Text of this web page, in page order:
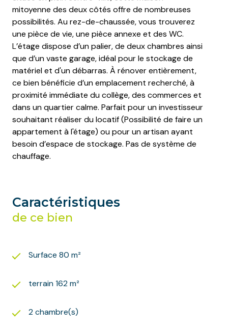
mitoyenne des deux côtés offre de nombreuses
possibilités. Au rez-de-chaussée, vous trouverez
une pièce de vie, une pièce annexe et des WC.
L’étage dispose d’un palier, de deux chambres ainsi
que d’un vaste garage, idéal pour le stockage de
matériel et d'un débarras. À rénover entièrement,
ce bien bénéficie d’un emplacement recherché, à
proximité immédiate du collège, des commerces et
dans un quartier calme. Parfait pour un investisseur
souhaitant réaliser du locatif (Possibilité de faire un
appartement à l'étage) ou pour un artisan ayant
besoin d’espace de stockage. Pas de système de
chauffage.
Caractéristiques
de ce bien
Surface 80 m²
terrain 162 m²
2 chambre(s)